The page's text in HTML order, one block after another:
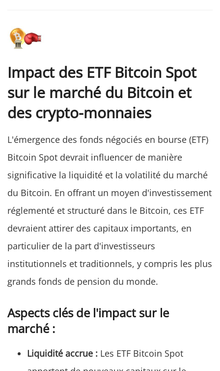
Impact des ETF Bitcoin Spot
sur le marché du Bitcoin et
des crypto-monnaies
L'émergence des fonds négociés en bourse (ETF)
Bitcoin Spot devrait influencer de manière
significative la liquidité et la volatilité du marché
du Bitcoin. En offrant un moyen d'investissement
réglementé et structuré dans le Bitcoin, ces ETF
devraient attirer des capitaux importants, en
particulier de la part d'investisseurs
institutionnels et traditionnels, y compris les plus
grands fonds de pension du monde.
Aspects clés de l'impact sur le
marché :
Liquidité accrue : Les ETF Bitcoin Spot